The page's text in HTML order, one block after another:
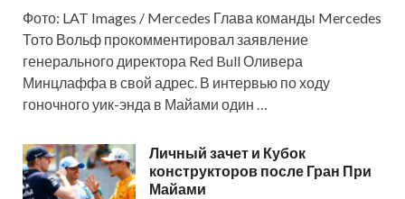
Фото: LAT Images / Mercedes Глава команды Mercedes
Тото Вольф прокомментировал заявление
генерального директора Red Bull Оливера
Минцлаффа в свой адрес. В интервью по ходу
гоночного уик-энда в Майами один …
Личный зачет и Кубок
конструкторов после Гран При
Майами